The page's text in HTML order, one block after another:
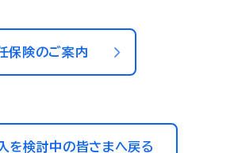
保険のご案内
を検討中の皆さまへ戻る